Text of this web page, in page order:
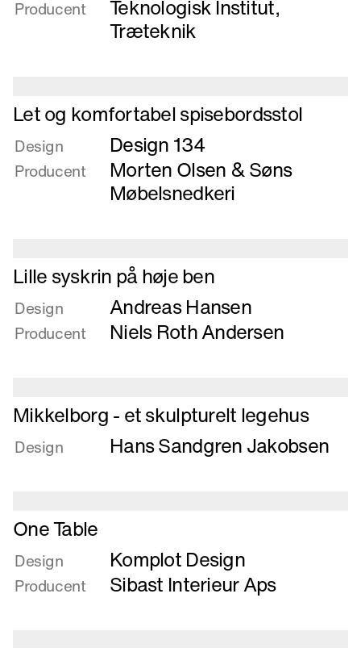
armstol
Producent
Teknologisk Institut,
Træteknik
Læs
mere
om
Let
og
Let og komfortabel spisebordsstol
Design Design 134
Producent
Morten Olsen & Søns
Møbelsnedkeri
Læs
mere
om
Lille
syskrin
Lille syskrin på høje ben
Design Andreas Hansen
Producent Niels Roth Andersen
Læs
mere
om
skulpturelt
legehus
Mikkelborg - et skulpturelt legehus
Design Hans Sandgren Jakobsen
Læs
mere
om
One
Table
One Table
Design Komplot Design
Producent Sibast Interieur Aps